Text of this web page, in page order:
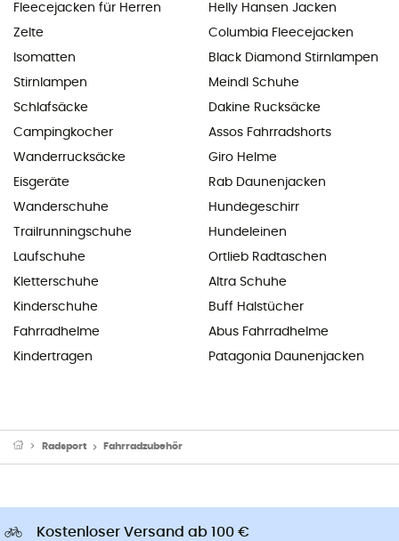
Fleecejacken für Herren
Zelte
Isomatten
Stirnlampen
Schlafsäcke
Campingkocher
Wanderrucksäcke
Eisgeräte
Wanderschuhe
Trailrunningschuhe
Laufschuhe
Kletterschuhe
Kinderschuhe
Fahrradhelme
Kindertragen
Helly Hansen Jacken
Columbia Fleecejacken
Black Diamond Stirnlampen
Meindl Schuhe
Dakine Rucksäcke
Assos Fahrradshorts
Giro Helme
Rab Daunenjacken
Hundegeschirr
Hundeleinen
Ortlieb Radtaschen
Altra Schuhe
Buff Halstücher
Abus Fahrradhelme
Patagonia Daunenjacken
Radsport Fahrradzubehör
Kostenloser Versand ab 100 €